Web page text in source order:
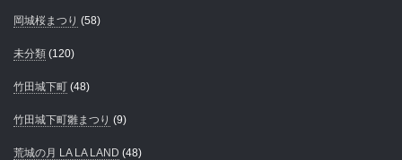
岡城桜まつり (58)
未分類 (120)
竹田城下町 (48)
竹田城下町雛まつり (9)
荒城の月 LA LA LAND (48)